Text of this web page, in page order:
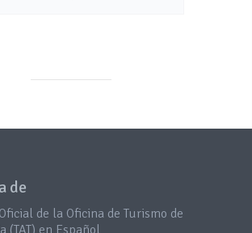
de
de la Oficina de Turismo de
(TAT) en Español